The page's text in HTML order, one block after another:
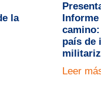
la
camino:
país de
Leer